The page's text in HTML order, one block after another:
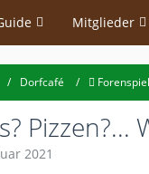
Mitglieder
Dorfcafé
2021